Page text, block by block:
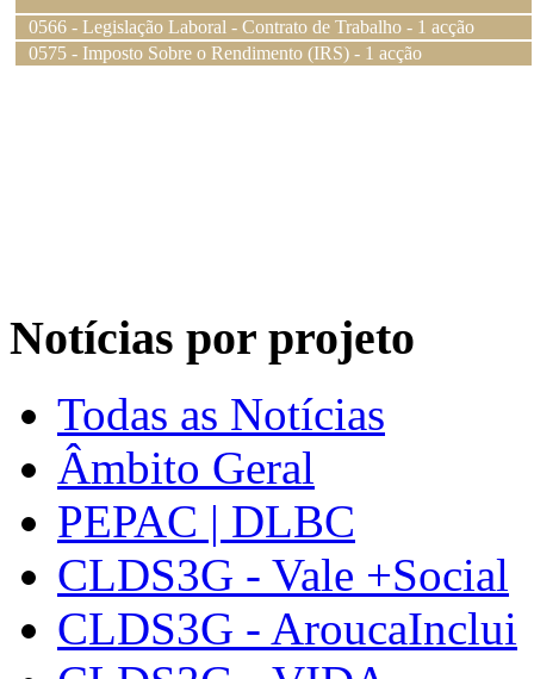
0566 - Legislação Laboral - Contrato de Trabalho - 1 acção
0575 - Imposto Sobre o Rendimento (IRS) - 1 acção
Notícias por projeto
Todas as Notícias
Âmbito Geral
PEPAC | DLBC
CLDS3G - Vale +Social
CLDS3G - AroucaInclui